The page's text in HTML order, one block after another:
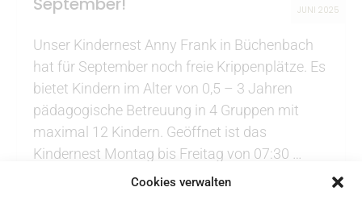
Cookies verwalten
hat für September noch freie Krippenplätze. Es
bietet Kindern im Alter von 0,5 – 3 Jahren
pädagogische Betreuung in 4 Gruppen mit
maximal 12 Kindern. Geöffnet ist das
Kindernest Montag bis Freitag von 07:30 …
Weiterlesen